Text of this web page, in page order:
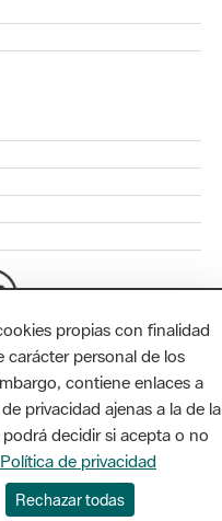
1a planta. Badajoz, 49.
propias con finalidad
personal de los
contiene enlaces a
privacidad ajenas a la de la
decidir si acepta o no
de privacidad
Rechazar todas